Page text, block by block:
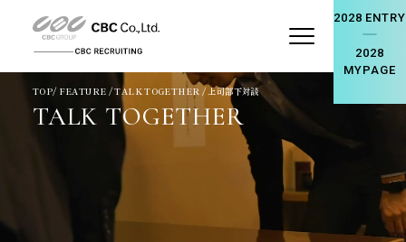
2028 ENTRY
2028
MYPAGE
TOP/ FEATURE / TALK TOGETHER / 上司部下対談
TALK TOGETHER